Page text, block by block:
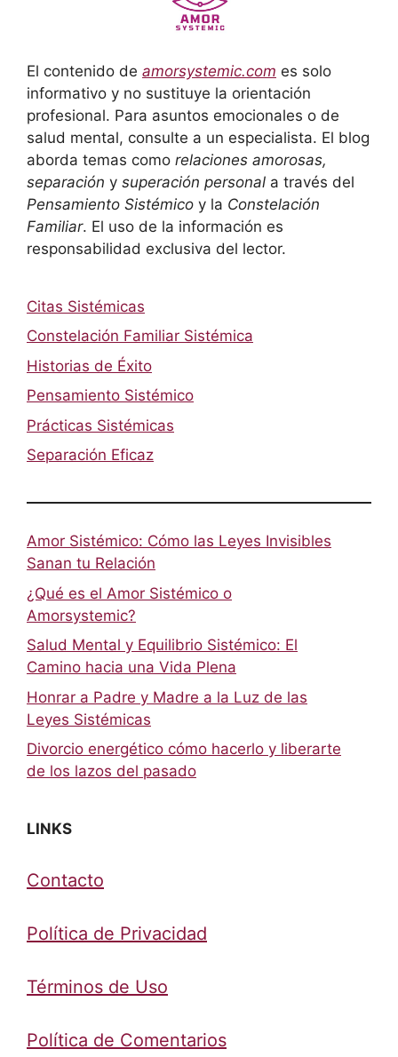
El contenido de amorsystemic.com es solo
informativo y no sustituye la orientación
profesional. Para asuntos emocionales o de
salud mental, consulte a un especialista. El blog
aborda temas como relaciones amorosas,
separación y superación personal a través del
Pensamiento Sistémico y la Constelación
Familiar. El uso de la información es
responsabilidad exclusiva del lector.
Citas Sistémicas
Constelación Familiar Sistémica
Historias de Éxito
Pensamiento Sistémico
Prácticas Sistémicas
Separación Eficaz
Amor Sistémico: Cómo las Leyes Invisibles
Sanan tu Relación
¿Qué es el Amor Sistémico o
Amorsystemic?
Salud Mental y Equilibrio Sistémico: El
Camino hacia una Vida Plena
Honrar a Padre y Madre a la Luz de las
Leyes Sistémicas
Divorcio energético cómo hacerlo y liberarte
de los lazos del pasado
LINKS
Contacto
Política de Privacidad
Términos de Uso
Política de Comentarios